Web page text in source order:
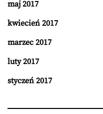
maj 2017
kwiecień 2017
marzec 2017
luty 2017
styczeń 2017